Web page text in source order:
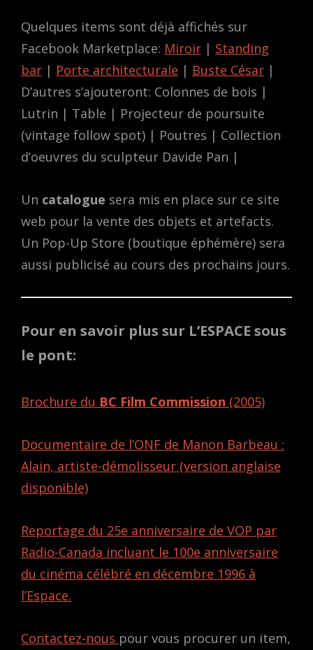
Quelques items sont déjà affichés sur
Facebook Marketplace: Miroir | Standing
bar | Porte architecturale | Buste César |
D’autres s’ajouteront: Colonnes de bois |
Lutrin | Table | Projecteur de poursuite
(vintage follow spot) | Poutres | Collection
d’oeuvres du sculpteur Davide Pan |
Un catalogue sera mis en place sur ce site
web pour la vente des objets et artefacts.
Un Pop-Up Store (boutique éphémère) sera
aussi publicisé au cours des prochains jours.
Pour en savoir plus sur L’ESPACE sous
le pont:
Brochure du BC Film Commission (2005)
Documentaire de l’ONF de Manon Barbeau :
Alain, artiste-démolisseur (version anglaise
disponible)
Reportage du 25e anniversaire de VOP par
Radio-Canada incluant le 100e anniversaire
du cinéma célébré en décembre 1996 à
l’Espace.
Contactez-nous pour vous procurer un item,